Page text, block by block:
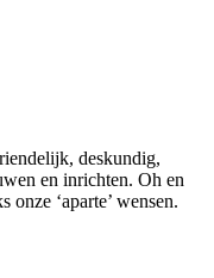
deskundig,
en inrichten. Oh en
‘aparte’ wensen.